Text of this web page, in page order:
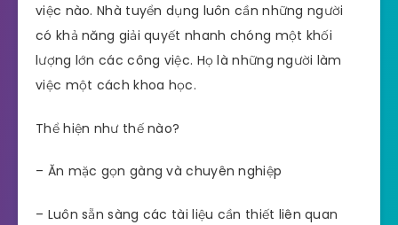
việc nào. Nhà tuyển dụng luôn cần những người
có khả năng giải quyết nhanh chóng một khối
lượng lớn các công việc. Họ là những người làm
việc một cách khoa học.
Thể hiện như thế nào?
– Ăn mặc gọn gàng và chuyên nghiệp
– Luôn sẵn sàng các tài liệu cần thiết liên quan